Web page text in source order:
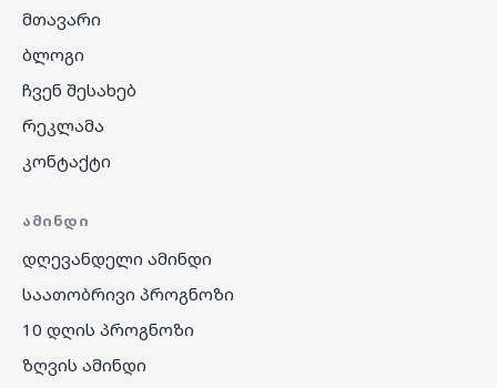
მთავარი
ბლოგი
ჩვენ შესახებ
რეკლამა
კონტაქტი
ᲐᲛᲘᲜᲓᲘ
დღევანდელი ამინდი
საათობრივი პროგნოზი
10 დღის პროგნოზი
ზღვის ამინდი